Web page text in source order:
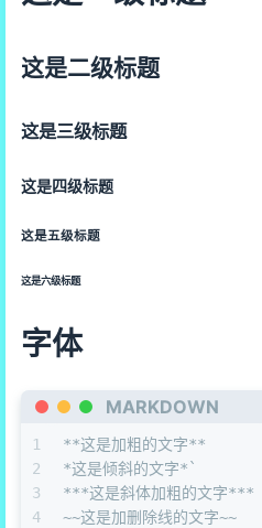
这是二级标题
这是三级标题
这是四级标题
这是五级标题
这是六级标题
字体
MARKDOWN
1
2
3
4
**这是加粗的文字**
*这是倾斜的文字* `
***这是斜体加粗的文字***
~~这是加删除线的文字~~